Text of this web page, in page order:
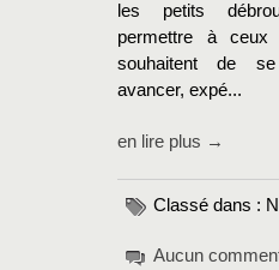
les petits
permettre à
souhaitent de
avancer, expé...
en lire plus →
Classé dans :
Aucun